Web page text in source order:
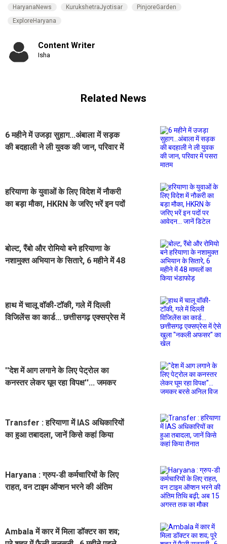
HaryanaNews
KurukshetraJyotisar
PinjoreGarden
ExploreHaryana
Content Writer
Isha
Related News
6 महीने में उजड़ा सुहाग...अंबाला में सड़क
की बदहाली ने ली युवक की जान, परिवार में
हरियाणा के युवाओं के लिए विदेश में नौकरी
का बड़ा मौका, HKRN के जरिए भरें इन पदों
बोल्ट, रैंबो और रोमियो बने हरियाणा के
नशामुक्त अभियान के सितारे, 6 महीने में 48
हाथ में चालू वॉकी-टॉकी, गले में दिल्ली
विजिलेंस का कार्ड... छत्तीसगढ़ एक्सप्रेस में
''देश में आग लगाने के लिए पेट्रोल का
कनस्तर लेकर घूम रहा विपक्ष''... जमकर
Transfer : हरियाणा में IAS अधिकारियों
का हुआ तबादला, जानें किसे कहां किया
Haryana : ग्रुप-डी कर्मचारियों के लिए
राहत, वन टाइम ऑप्शन भरने की अंतिम
Ambala में कार में मिला डॉक्टर का शव;